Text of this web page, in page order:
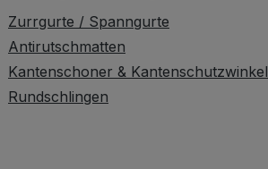
Zurrgurte / Spanngurte
Antirutschmatten
Kantenschoner & Kantenschutzwinkel
Rundschlingen